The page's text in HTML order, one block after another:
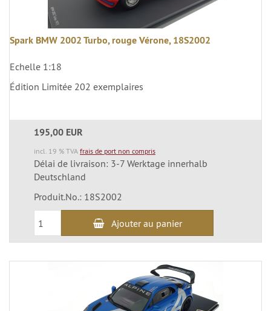
Spark BMW 2002 Turbo, rouge Vérone, 18S2002
Echelle 1:18
Édition Limitée 202 exemplaires
195,00 EUR
incl. 19 % TVA frais de port non compris
Délai de livraison: 3-7 Werktage innerhalb
Deutschland
Produit.No.: 18S2002
Ajouter au panier